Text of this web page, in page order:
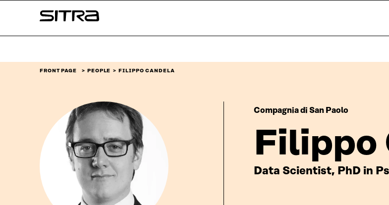
↓
Sitra
FRONT PAGE PEOPLE FILIPPO CANDELA
Compagnia di San Paolo
Filippo
Data Scientist, PhD in